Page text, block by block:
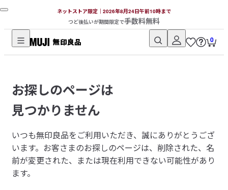
ネットストア限定｜2026年8月24日午前10時まで
つど後払いが期間限定で手数料無料
無
品
ネ
ッ
ト
ス
ト
ア
0
お探しのページは
見つかりません
いつも無印良品をご利用いただき、誠にありがとうござ
います。 お客さまのお探しのページは、削除された、名
前が変更された、または現在利用できない可能性があり
ます。